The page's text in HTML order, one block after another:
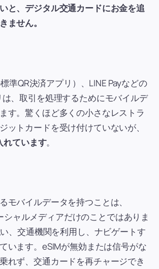
と、デジタル交通カードにお金を追
ません。
準QR決済アプリ）、LINE Payなどの
、取引を処理するためにモバイルデ
す。驚くほど多くの小さなレストラ
ットカードを受け付けていないが、
れています。
モバイルデータを持つことは、
ャルメディアだけのことではありま
、交通機関を利用し、ナビゲートす
います。eSIMが無効または信号がな
れず、交通カードを再チャージでき